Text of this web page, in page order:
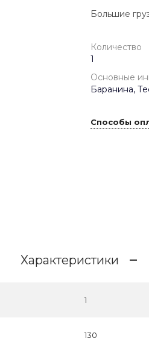
Большие
Количество
1
Основные
Баранина,
Способы
Характеристики
1
130